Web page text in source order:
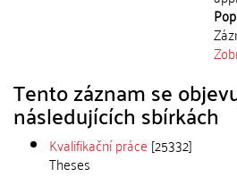
Tento záznam se
následujících sbírkách
Kvalifikační práce [25332]
Theses